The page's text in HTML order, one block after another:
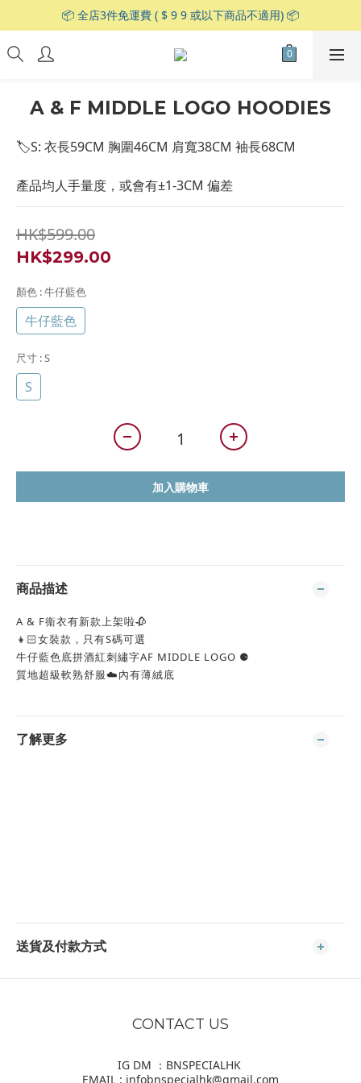
📦 全店3件免運費 ( $ 9 9 或以下商品不適用) 📦
A & F MIDDLE LOGO HOODIES
🏷S: 衣長59CM 胸圍46CM 肩寬38CM 袖長68CM
產品均人手量度，或會有±1-3CM 偏差
HK$599.00
HK$299.00
顏色 : 牛仔藍色
牛仔藍色
尺寸 : S
S
加入購物車
商品描述
A & F衞衣有新款上架啦🥀
👧🏻女裝款，只有S碼可選
牛仔藍色底拼酒紅刺繡字AF MIDDLE LOGO ⚈
質地超級軟熟舒服☁️內有薄絨底
了解更多
送貨及付款方式
CONTACT US
IG DM ：BNSPECIALHK
EMAIL : infobnspecialhk@gmail.com